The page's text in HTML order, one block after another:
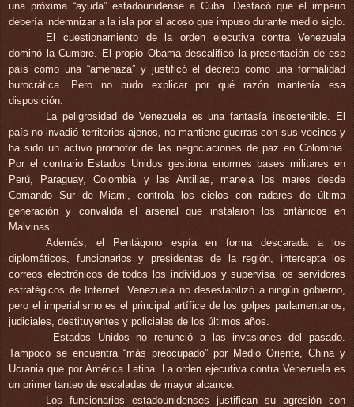
una próxima “ayuda” estadounidense a Cuba. Destacó que el imperio
debería indemnizar a la isla por el acoso que impuso durante medio siglo.
El cuestionamiento de la orden ejecutiva contra Venezuela
dominó la Cumbre. El propio Obama descalificó la presentación de ese
país como una “amenaza” y justificó el decreto como una formalidad
burocrática. Pero no pudo explicar por qué razón mantenía esa
disposición.
La peligrosidad de Venezuela es una fantasía insostenible. El
país no invadió territorios ajenos, no mantiene guerras con sus vecinos y
ha sido un activo promotor de las negociaciones de paz en Colombia.
Por el contrario Estados Unidos gestiona enormes bases militares en
Perú, Paraguay, Colombia y las Antillas, maneja los mares desde
Comando Sur de Miami, controla los cielos con radares de última
generación y convalida el arsenal que instalaron los británicos en
Malvinas.
Además, el Pentágono espía en forma descarada a los
diplomáticos, funcionarios y presidentes de la región, intercepta los
correos electrónicos de todos los individuos y supervisa los servidores
estratégicos de Internet. Venezuela no desestabilizó a ningún gobierno,
pero el imperialismo es el principal artífice de los golpes parlamentarios,
judiciales, destituyentes y policiales de los últimos años.
Estados Unidos no renunció a las invasiones del pasado.
Tampoco se encuentra “más preocupado” por Medio Oriente, China y
Ucrania que por América Latina. La orden ejecutiva contra Venezuela es
un primer tanteo de escaladas de mayor alcance.
Los funcionarios estadounidenses justifican su agresión con